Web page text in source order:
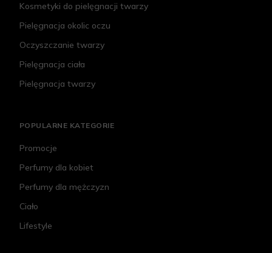
Kosmetyki do pielęgnacji twarzy
Pielęgnacja okolic oczu
Oczyszczanie twarzy
Pielęgnacja ciała
Pielęgnacja twarzy
POPULARNE KATEGORIE
Promocje
Perfumy dla kobiet
Perfumy dla mężczyzn
Ciało
Lifestyle